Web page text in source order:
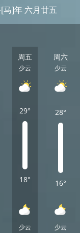
马]年 六月廿五
周五
少云
29°
18°
少云
周六
少云
28°
16°
少云